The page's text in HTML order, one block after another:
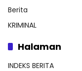
Berita
KRIMINAL
Halaman
INDEKS BERITA